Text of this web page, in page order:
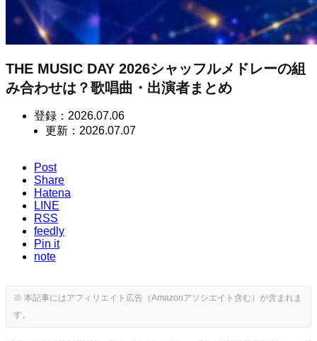
THE MUSIC DAY 2026シャッフルメドレーの組
み合わせは？歌唱曲・出演者まとめ
登録： 2026.07.06
更新： 2026.07.07
Post
Share
Hatena
LINE
RSS
feedly
Pin it
note